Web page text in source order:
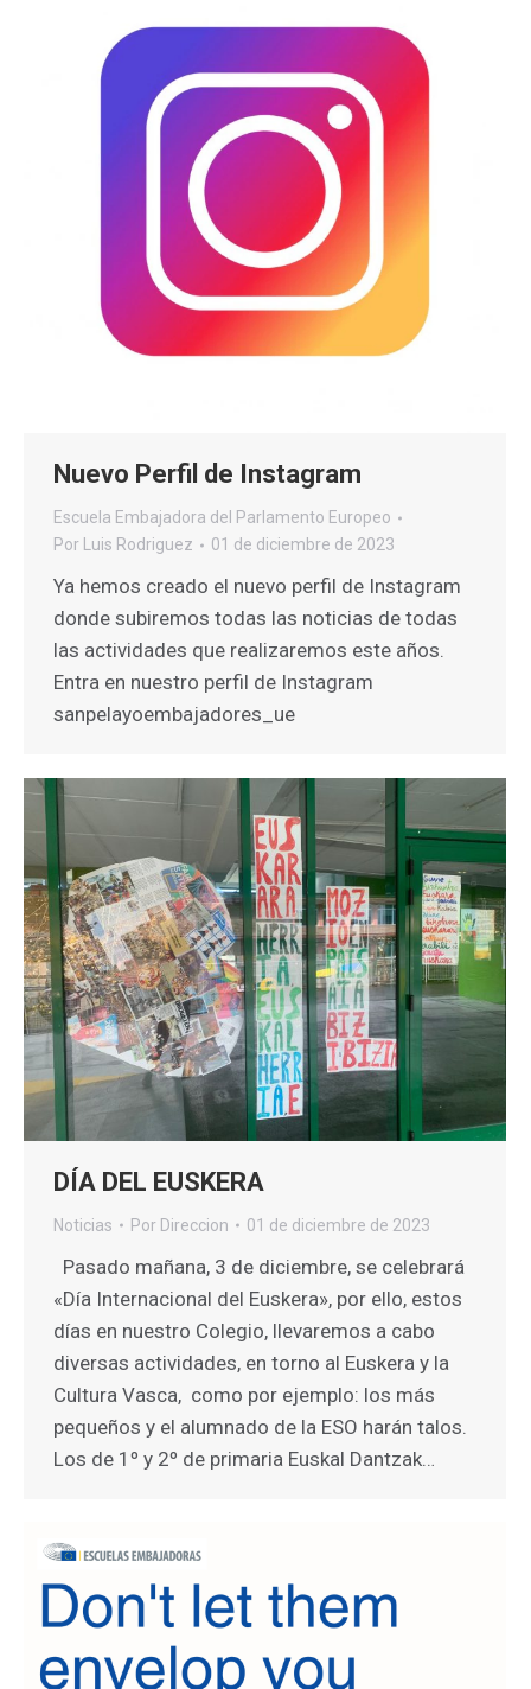
Nuevo Perfil de Instagram
Escuela Embajadora del Parlamento Europeo
Por
Luis Rodriguez 01 de diciembre de 2023
Ya hemos creado el nuevo perfil de Instagram
donde subiremos todas las noticias de todas
las actividades que realizaremos este años.
Entra en nuestro perfil de Instagram
sanpelayoembajadores_ue
DÍA DEL EUSKERA
Noticias Por Direccion 01 de diciembre de 2023
Pasado mañana, 3 de diciembre, se celebrará
«Día Internacional del Euskera», por ello, estos
días en nuestro Colegio, llevaremos a cabo
diversas actividades, en torno al Euskera y la
Cultura Vasca, como por ejemplo: los más
pequeños y el alumnado de la ESO harán talos.
Los de 1º y 2º de primaria Euskal Dantzak…